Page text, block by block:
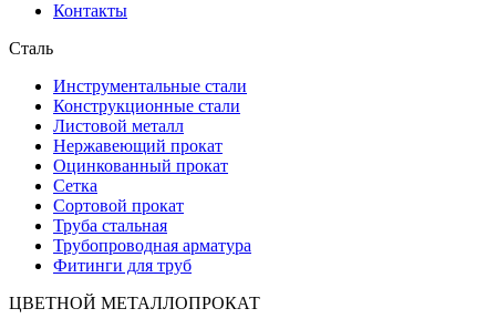
Контакты
Сталь
Инструментальные стали
Конструкционные стали
Листовой металл
Нержавеющий прокат
Оцинкованный прокат
Сетка
Сортовой прокат
Труба стальная
Трубопроводная арматура
Фитинги для труб
ЦВЕТНОЙ МЕТАЛЛОПРОКАТ